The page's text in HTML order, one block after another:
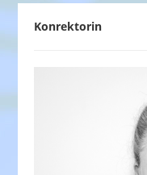
Konrektorin